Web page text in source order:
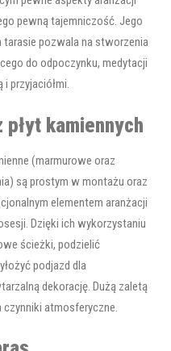
pewną tajemniczość. Jego
pozwala na stworzenia
do odpoczynku, medytacji
przyjaciółmi.
kamiennych
(marmurowe oraz
są prostym w montażu oraz
elementem aranżacji
Dzięki ich wykorzystaniu
ścieżki, podzielić
podjazd dla
dekorację. Dużą zaletą
czynniki atmosferyczne.